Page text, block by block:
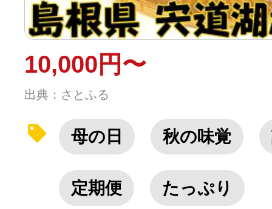
10,000円〜
出典：さとふる
母の日 秋の味覚
定期便 たっぷり